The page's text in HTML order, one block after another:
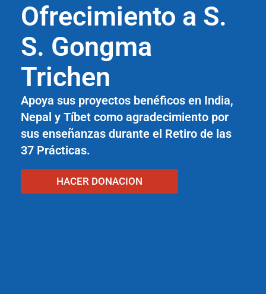
Ofrecimiento a S.
S. Gongma
Trichen
Apoya sus proyectos benéficos en India,
Nepal y Tíbet como agradecimiento por
sus enseñanzas durante el Retiro de las
37 Prácticas.
HACER DONACION